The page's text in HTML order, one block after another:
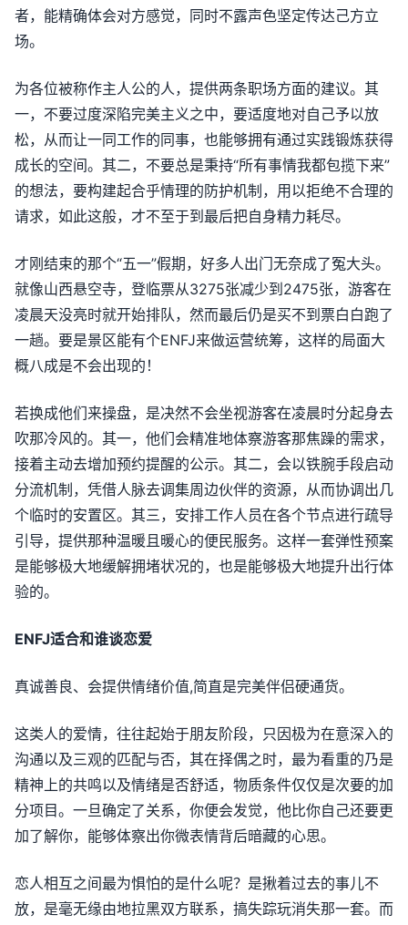
者，能精确体会对方感觉，同时不露声色坚定传达己方立
场。
为各位被称作主人公的人，提供两条职场方面的建议。其
一，不要过度深陷完美主义之中，要适度地对自己予以放
松，从而让一同工作的同事，也能够拥有通过实践锻炼获得
成长的空间。其二，不要总是秉持“所有事情我都包揽下来”
的想法，要构建起合乎情理的防护机制，用以拒绝不合理的
请求，如此这般，才不至于到最后把自身精力耗尽。
才刚结束的那个“五一”假期，好多人出门无奈成了冤大头。
就像山西悬空寺，登临票从3275张减少到2475张，游客在
凌晨天没亮时就开始排队，然而最后仍是买不到票白白跑了
一趟。要是景区能有个ENFJ来做运营统筹，这样的局面大
概八成是不会出现的！
若换成他们来操盘，是决然不会坐视游客在凌晨时分起身去
吹那冷风的。其一，他们会精准地体察游客那焦躁的需求，
接着主动去增加预约提醒的公示。其二，会以铁腕手段启动
分流机制，凭借人脉去调集周边伙伴的资源，从而协调出几
个临时的安置区。其三，安排工作人员在各个节点进行疏导
引导，提供那种温暖且暖心的便民服务。这样一套弹性预案
是能够极大地缓解拥堵状况的，也是能够极大地提升出行体
验的。
ENFJ适合和谁谈恋爱
真诚善良、会提供情绪价值,简直是完美伴侣硬通货。
这类人的爱情，往往起始于朋友阶段，只因极为在意深入的
沟通以及三观的匹配与否，其在择偶之时，最为看重的乃是
精神上的共鸣以及情绪是否舒适，物质条件仅仅是次要的加
分项目。一旦确定了关系，你便会发觉，他比你自己还要更
加了解你，能够体察出你微表情背后暗藏的心思。
恋人相互之间最为惧怕的是什么呢？是揪着过去的事儿不
放，是毫无缘由地拉黑双方联系，搞失踪玩消失那一套。而